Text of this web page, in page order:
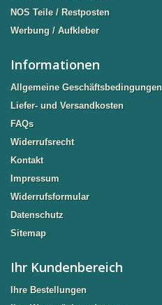
NOS Teile / Restposten
Werbung / Aufkleber
Informationen
Allgemeine Geschäftsbedingungen
Liefer- und Versandkosten
FAQs
Widerrufsrecht
Kontakt
Impressum
Widerrufsformular
Datenschutz
Sitemap
Ihr Kundenbereich
Ihre Bestellungen